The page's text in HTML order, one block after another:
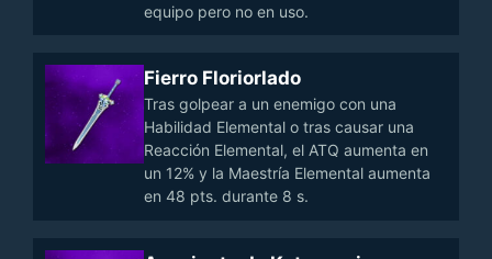
equipo pero no en uso.
Fierro Floriorlado
Tras golpear a un enemigo con una
Habilidad Elemental o tras causar una
Reacción Elemental, el ATQ aumenta en
un 12% y la Maestría Elemental aumenta
en 48 pts. durante 8 s.